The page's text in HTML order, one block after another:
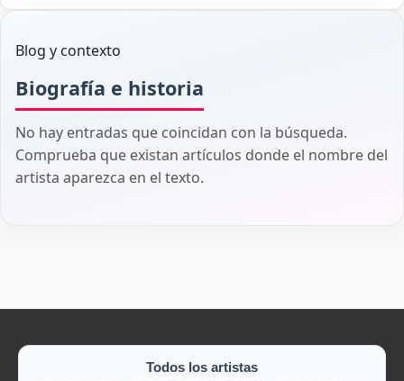
Blog y contexto
Biografía e historia
No hay entradas que coincidan con la búsqueda.
Comprueba que existan artículos donde el nombre del
artista aparezca en el texto.
Todos los artistas